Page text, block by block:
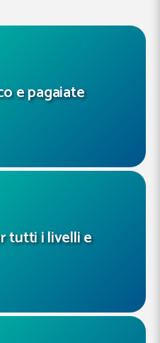
e pagaiate
tutti i livelli e